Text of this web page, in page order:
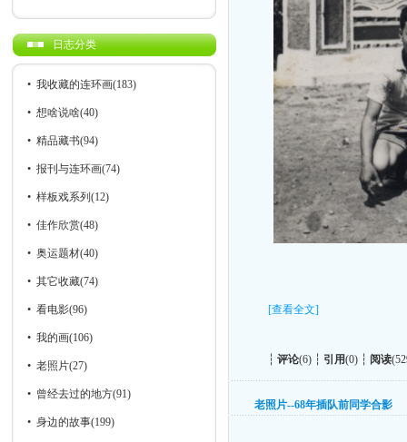
日志分类
• 我收藏的连环画(183)
• 想啥说啥(40)
• 精品藏书(94)
• 报刊与连环画(74)
• 样板戏系列 (12)
• 佳作欣赏(48)
• 奥运题材(40)
• 其它收藏(74)
• 看电影(96)
• 我的画(106)
• 老照片(27)
• 曾经去过的地方(91)
• 身边的故事(199)
[查看全文]
┆ 评论(6) ┆ 引用(0) ┆ 阅读
老照片--68年插队前同学合影